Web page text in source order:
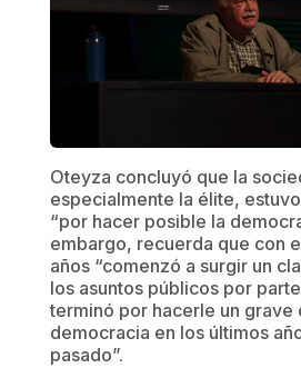
Oteyza concluyó que la
especialmente la élite,
“por hacer posible la
embargo, recuerda que con
años “comenzó a surgir un
los asuntos públicos por
terminó por hacerle un grave
democracia en los últimos
pasado”.